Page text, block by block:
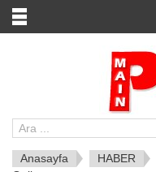
Anasayfa HABER